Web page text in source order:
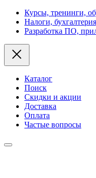
Курсы, тренинги,
Налоги,
Разработка ПО,
Каталог
Поиск
Скидки и акции
Доставка
Оплата
Частые вопросы